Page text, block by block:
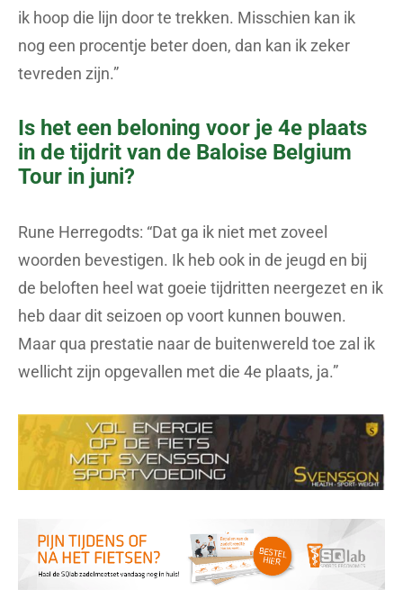
ik hoop die lijn door te trekken. Misschien kan ik
nog een procentje beter doen, dan kan ik zeker
tevreden zijn.”
Is het een beloning voor je 4e plaats
in de tijdrit van de Baloise Belgium
Tour in juni?
Rune Herregodts: “Dat ga ik niet met zoveel
woorden bevestigen. Ik heb ook in de jeugd en bij
de beloften heel wat goeie tijdritten neergezet en ik
heb daar dit seizoen op voort kunnen bouwen.
Maar qua prestatie naar de buitenwereld toe zal ik
wellicht zijn opgevallen met die 4e plaats, ja.”